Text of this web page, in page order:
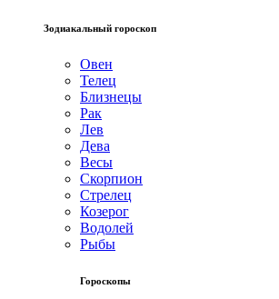
Зодиакальный гороскоп
Овен
Телец
Близнецы
Рак
Лев
Дева
Весы
Скорпион
Стрелец
Козерог
Водолей
Рыбы
Гороскопы